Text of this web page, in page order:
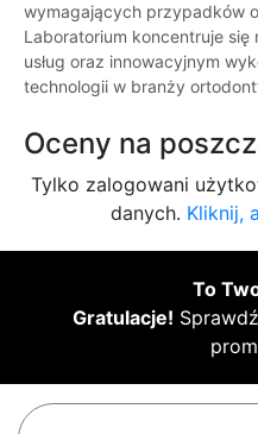
wymagających przypadków
Laboratorium koncentruje
usług oraz innowacyjnym
technologii w branży
Oceny na
Tylko zalogowani
danych. Kliknij,
To
Gratulacje!